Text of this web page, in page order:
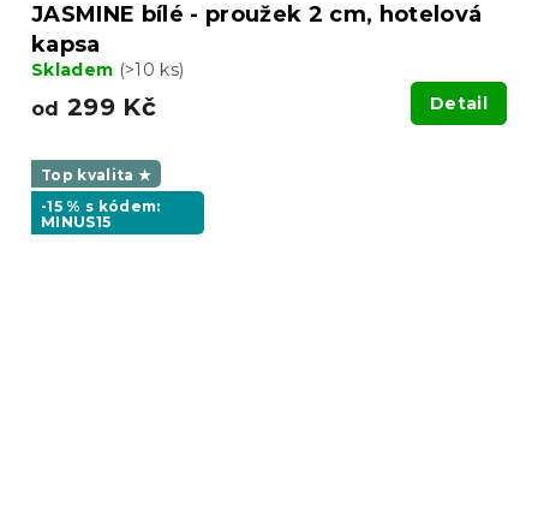
JASMINE bílé - proužek 2 cm, hotelová
kapsa
Skladem (>10 ks)
od 299 Kč Detail
Top kvalita ★
-15 % s kódem:
MINUS15